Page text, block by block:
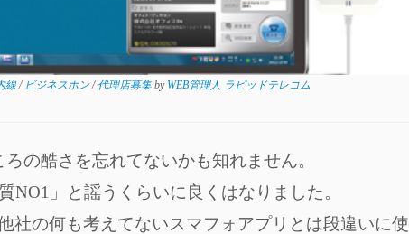
線/ ビジネスホン/ 代理店募集 by WEB管理人 ラピッドテレコム
の酷さを忘れてないかも知れません。
」と謡うくらいに良くはなりました。
社の何も考えてないスマフォアプリとは段違いに使